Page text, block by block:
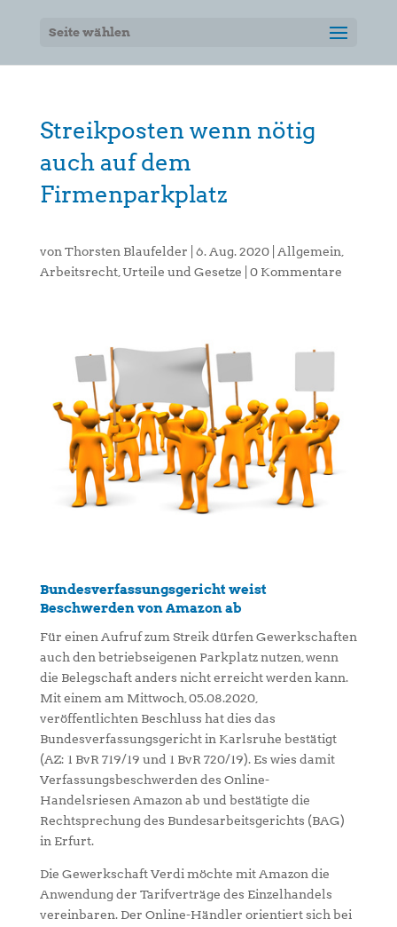
Seite wählen
Streikposten wenn nötig
auch auf dem
Firmenparkplatz
von Thorsten Blaufelder 6. Aug. 2020| Allgemein
Arbeitsrecht, Urteile und Gesetze 0 Kommentare
Bundesverfassungsgericht weist
Beschwerden von Amazon ab
Für einen Aufruf zum Streik dürfen Gewerkschaften
auch den betriebseigenen Parkplatz nutzen, wenn
die Belegschaft anders nicht erreicht werden kann.
Mit einem am Mittwoch, 05.08.2020,
veröffentlichten Beschluss hat dies das
Bundesverfassungsgericht in Karlsruhe bestätigt
(AZ: 1 BvR 719/19 und 1 BvR 720/19). Es wies damit
Verfassungsbeschwerden des Online-
Handelsriesen Amazon ab und bestätigte die
Rechtsprechung des Bundesarbeitsgerichts (BAG)
in Erfurt.
Die Gewerkschaft Verdi möchte mit Amazon die
Anwendung der Tarifverträge des Einzelhandels
vereinbaren. Der Online-Händler orientiert sich bei